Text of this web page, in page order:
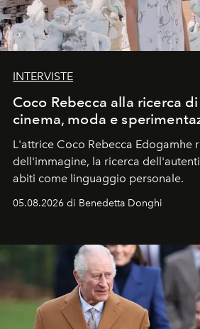
INTERVISTE
Coco Rebecca alla ricerca
cinema, moda e
L'attrice Coco Rebecca Edogamhe
dell'immagine, la ricerca
abiti come linguaggio personale.
05.08.2026 di Benedetta Donghi